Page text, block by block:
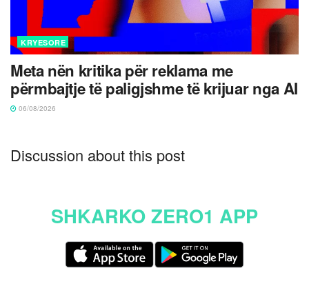
KRYESORE
Meta nën kritika për reklama me
përmbajtje të paligjshme të krijuar nga AI
06/08/2026
Discussion about this post
SHKARKO ZERO1 APP